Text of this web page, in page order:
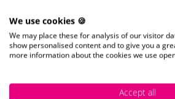
U ontvangt van ons een gratis
drukvoorbeeld met uw
dit heeft goedgekeurd,
met de productie.
We use cookies 🍪
We may place these for analysis of our visitor
show personalised content and to give you a
more information about the cookies we use
Accept all